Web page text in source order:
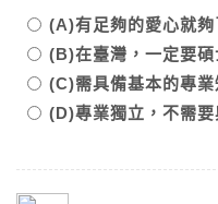
(A)有足夠的愛心就夠
(B)在臺灣，一定要
(C)需具備基本的專
(D)專業獨立，不需要